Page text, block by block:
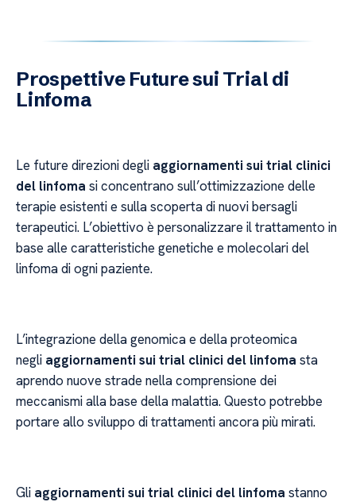
Prospettive Future sui Trial di
Linfoma
Le future direzioni degli aggiornamenti sui trial clinici
del linfoma si concentrano sull’ottimizzazione delle
terapie esistenti e sulla scoperta di nuovi bersagli
terapeutici. L’obiettivo è personalizzare il trattamento in
base alle caratteristiche genetiche e molecolari del
linfoma di ogni paziente.
L’integrazione della genomica e della proteomica
negli aggiornamenti sui trial clinici del linfoma sta
aprendo nuove strade nella comprensione dei
meccanismi alla base della malattia. Questo potrebbe
portare allo sviluppo di trattamenti ancora più mirati.
Gli aggiornamenti sui trial clinici del linfoma stanno